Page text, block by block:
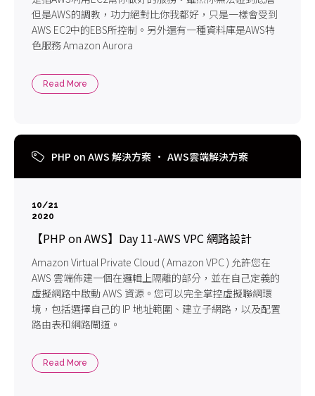
但是AWS的調教，功力絕對比你我都好，只是一樣會受到
AWS EC2中的EBS所控制。另外還有一種資料庫是AWS特
色服務 Amazon Aurora
Read More
PHP on AWS 解決方案 AWS雲端解決方案
10/21
2020
【PHP on AWS】Day 11-AWS VPC 網路設計
Amazon Virtual Private Cloud ( Amazon VPC ) 允許您在
AWS 雲端佈建一個在邏輯上隔離的部分，並在自己定義的
虛擬網路中啟動 AWS 資源。您可以完全掌控虛擬聯網環
境，包括選擇自己的 IP 地址範圍、建立子網路，以及配置
路由表和網路閘道。
Read More